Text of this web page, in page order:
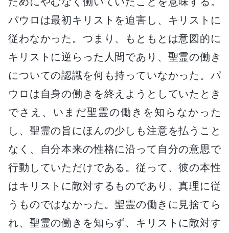
パウロは最初キリストを迫害し、キリストに
従わなかった。つまり、もともとは意図的に
キリストに逆らった人間であり、聖霊の働き
についての認識を何も持っていなかった。パ
ウロは自身の働きを終えようとしていたとき
でさえ、いまだ聖霊の働きを知らなかった
し、聖霊の旨にほんの少しも注意を払うこと
なく、自分本来の性格に沿って自分の意思で
行動していただけである。従って、彼の本性
はキリストに敵対するものであり、真理に従
うものではなかった。聖霊の働きに見捨てら
れ、聖霊の働きを知らず、キリストに敵対す